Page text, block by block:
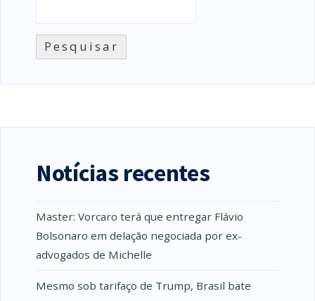
Pesquisar
Notícias recentes
Master: Vorcaro terá que entregar Flávio
Bolsonaro em delação negociada por ex-
advogados de Michelle
Mesmo sob tarifaço de Trump, Brasil bate